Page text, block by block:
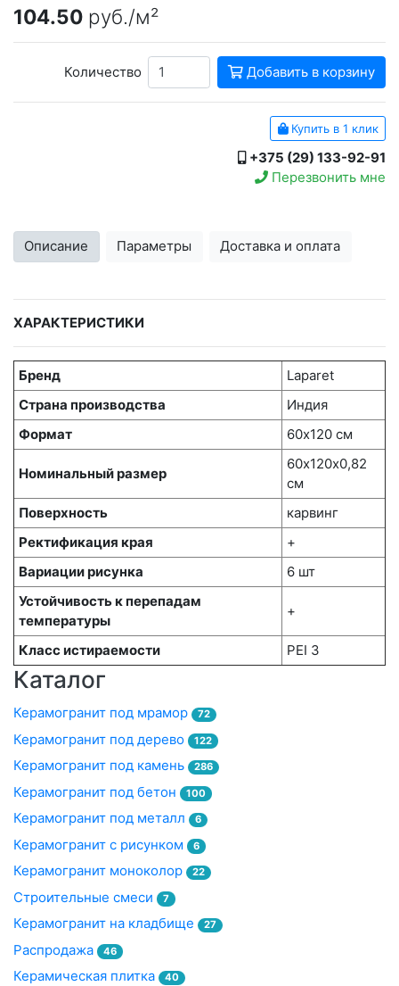
104.50 руб./м²
Количество Добавить в корзину
Купить в 1 клик
+375 (29) 133-92-91
Перезвонить мне
Описание Параметры Доставка и оплата
ХАРАКТЕРИСТИКИ
Бренд
Laparet
Страна производства
Индия
Формат
60х120 см
Номинальный размер
60х120x0,82
см
Поверхность
карвинг
Ректификация края
+
Вариации рисунка
6 шт
Устойчивость к перепадам
температуры
+
Класс истираемости PEI 3
Каталог
Керамогранит под мрамор 72
Керамогранит под дерево 122
Керамогранит под камень 286
Керамогранит под бетон 100
Керамогранит под металл 6
Керамогранит с рисунком 6
Керамогранит моноколор 22
Строительные смеси 7
Керамогранит на кладбище 27
Распродажа 46
Керамическая плитка 40